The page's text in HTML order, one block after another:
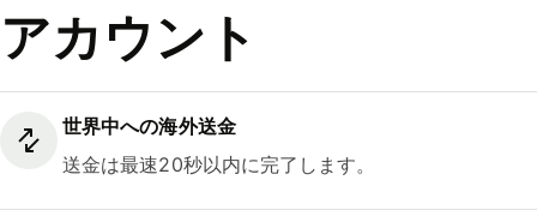
アカウント
世界中への海外送金
送金は最速20秒以内に完了します。